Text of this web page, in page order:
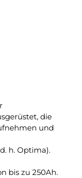
die
und
h. Optima).
bis zu 250Ah.